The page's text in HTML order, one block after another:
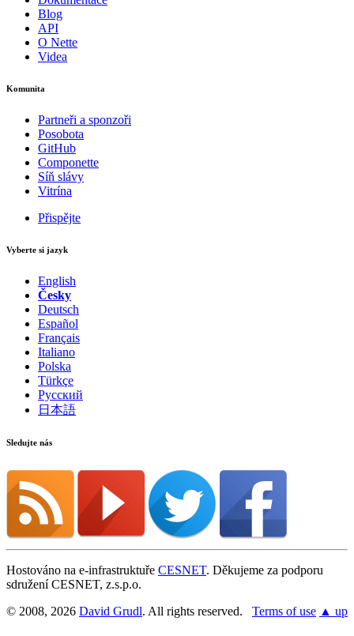
Blog
API
O Nette
Videa
Komunita
Partneři a sponzoři
Posobota
GitHub
Componette
Síň slávy
Vitrína
Přispějte
Vyberte si jazyk
English
Česky
Deutsch
Español
Français
Italiano
Polska
Türkçe
Русский
日本語
Sledujte nás
Hostováno na e-infrastruktuře CESNET. Děkujeme za podporu
sdružení CESNET, z.s.p.o.
© 2008, 2026 David Grudl. All rights reserved. Terms of use ▲ up